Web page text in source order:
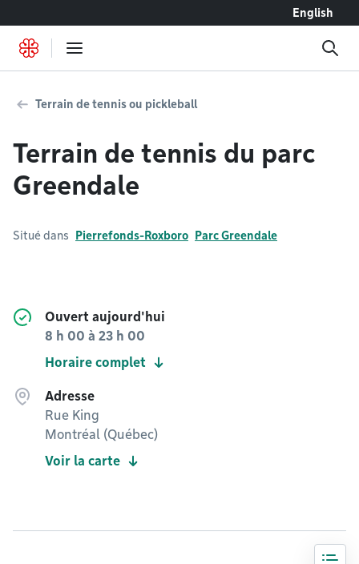
English
Terrain de tennis ou pickleball
Terrain de tennis du parc
Greendale
Situé dans Pierrefonds-Roxboro Parc Greendale
Ouvert aujourd'hui
8 h 00 à 23 h 00
Horaire complet
Adresse
Rue King
Montréal (Québec)
Voir la carte